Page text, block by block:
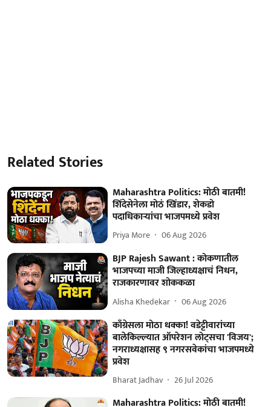
Related Stories
Maharashtra Politics: मोठी बातमी!
शिंदेसेनेला मोठं खिंडार, शेकडो
पदाधिकाऱ्यांचा भाजपमध्ये प्रवेश
Priya More 06 Aug 2026
BJP Rajesh Sawant : कोकणातील
भाजपच्या माजी जिल्हाध्यक्षाचं निधन,
राजकारणावर शोककळा
Alisha Khedekar 06 Aug 2026
काँग्रेसला मोठा धक्का! वडेट्टीवारांच्या
बालेकिल्ल्यात ऑपरेशन लोट्सचा 'विजय';
नगराध्यक्षासह ९ नगरसवेकांचा भाजपमध्ये
प्रवेश
Bharat Jadhav 26 Jul 2026
Maharashtra Politics: मोठी बातमी!